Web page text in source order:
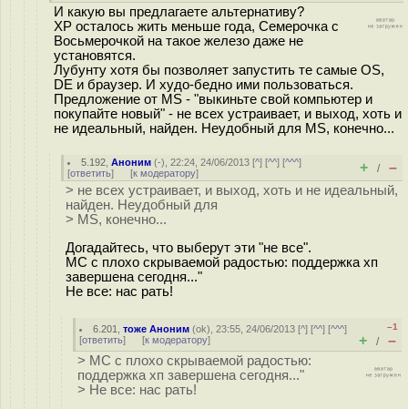
И какую вы предлагаете альтернативу?
ХР осталось жить меньше года, Семерочка с
Восьмерочкой на такое железо даже не
установятся.
Лубунту хотя бы позволяет запустить те самые OS,
DE и браузер. И худо-бедно ими пользоваться.
Предложение от MS - "выкиньте свой компьютер и
покупайте новый" - не всех устраивает, и выход, хоть и
не идеальный, найден. Неудобный для MS, конечно...
5.192 ,Аноним (-), 22:24, 24/06/2013 [^] [^^] [^^^]
[ответить] [к модератору] + / –
> не всех устраивает, и выход, хоть и не идеальный,
найден. Неудобный для
> MS, конечно...
Догадайтесь, что выберут эти "не все".
МС с плохо скрываемой радостью: поддержка хп
завершена сегодня..."
Не все: нас рать!
6.201 ,тоже Аноним (ok), 23:55, 24/06/2013 [^] [^^] [^^^]
[ответить] [к модератору]
–1
+ / –
> МС с плохо скрываемой радостью:
поддержка хп завершена сегодня..."
> Не все: нас рать!